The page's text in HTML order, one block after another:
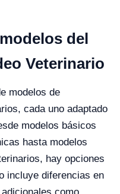
del
Veterinario
modelos de
cada uno adaptado
modelos básicos
hasta modelos
hay opciones
incluye diferencias en